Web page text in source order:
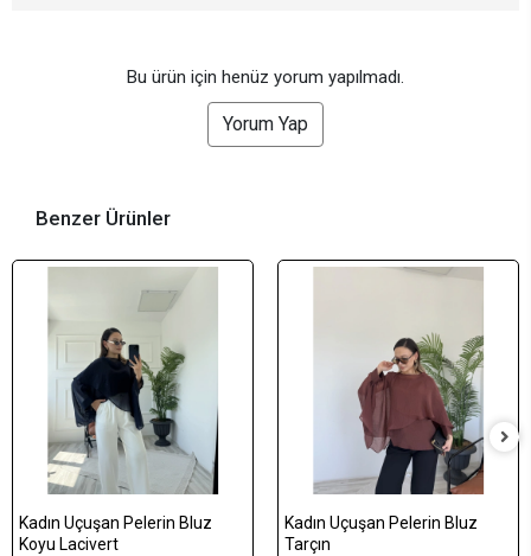
Bu ürün için henüz yorum yapılmadı.
Yorum Yap
Benzer Ürünler
Kadın Uçuşan Pelerin Bluz
Koyu Lacivert
Kadın Uçuşan Pelerin Bluz
Tarçın